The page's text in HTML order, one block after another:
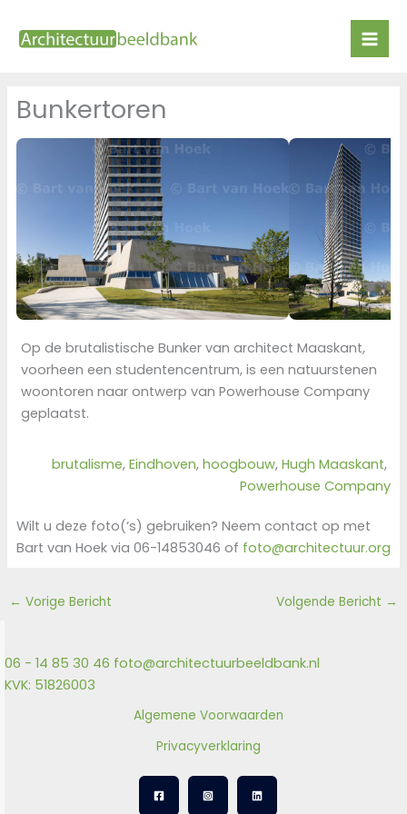
naar
Bunkertoren
Op de brutalistische Bunker van architect Maaskant,
voorheen een studentencentrum, is een natuurstenen
woontoren naar ontwerp van Powerhouse Company
geplaatst.
brutalisme, Eindhoven, hoogbouw, Hugh Maaskant
Powerhouse Company
Wilt u deze foto(‘s) gebruiken? Neem contact op met
Bart van Hoek via 06-14853046 of foto@architectuur.org
← Vorige Bericht Volgende Bericht →
06 - 14 85 30 46 foto@architectuurbeeldbank.nl
KVK: 51826003
Algemene Voorwaarden
Privacyverklaring